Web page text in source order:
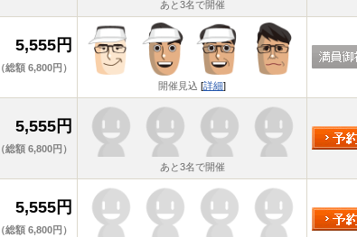
あと3名で開催
5,555円
（総額 6,800円）
開催見込 [詳細]
5,555円
（総額 6,800円）
あと3名で開催
5,555円
（総額 6,800円）